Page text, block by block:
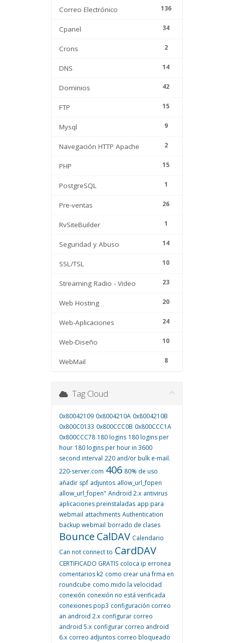
136
Correo Electrónico
34
Cpanel
2
Crons
14
DNS
42
Dominios
15
FTP
9
Mysql
2
Navegación HTTP Apache
15
PHP
1
PostgreSQL
26
Pre-ventas
1
RvSiteBuilder
14
Seguridad y Abuso
10
SSL/TSL
23
Streaming Radio - Video
20
Web Hosting
24
Web-Aplicaciones
10
Web-Diseño
8
WebMail
Tag Cloud
0x80042109 0x8004210A 0x8004210B
0x800C0133 0x800CCC0B 0x800CCC1A
0x800CCC78 180 logins 180 logins per
hour 180 logins per hour in 3600
second interval 220 and/or bulk e-mail.
220-server.com 406 80% de uso
añadir spf adjuntos allow_url_fopen
allow_url_fopen" Android 2.x antivirus
aplicaciones preinstaladas app para
webmail attachments Authentication
backup webmail borrado de clases
Bounce CalDAV Calendario
Can not connect to CardDAV
CERTIFICADO GRATIS coloca ip erronea
comentarios k2 como crear una frma en
roundcube como mido la velocidad
conexión conexión no está verificada
conexiones pop3 configuración correo
an android 2.x configurar correo
android 5.x configurar correo android
6.x correo adjuntos correo bloqueado